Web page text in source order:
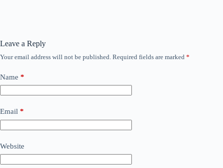
Leave a Reply
Your email address will not be published. Required fields are marked *
Name *
Email *
Website